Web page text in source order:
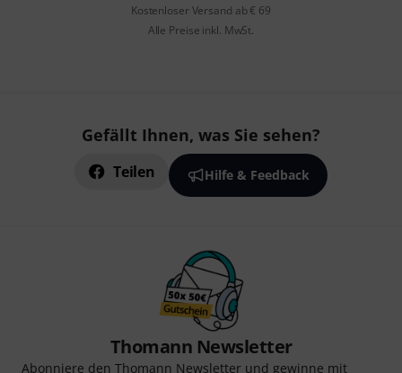
Kostenloser Versand ab € 69
Alle Preise inkl. MwSt.
Gefällt Ihnen, was Sie sehen?
Teilen Hilfe & Feedback
Thomann Newsletter
Abonniere den Thomann Newsletter und gewinne mit